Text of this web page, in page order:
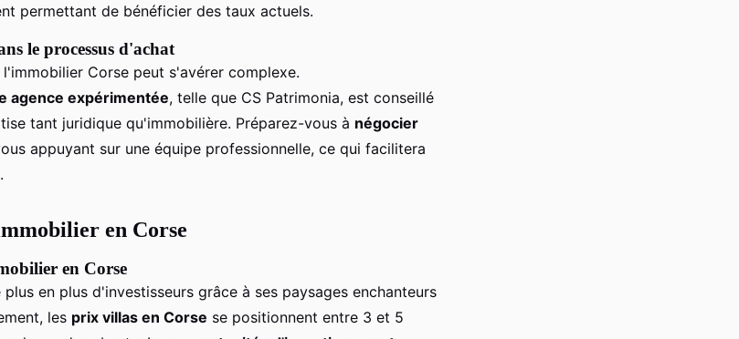
permettant de bénéficier des taux actuels.
le processus d'achat
Corse peut s'avérer complexe.
agence expérimentée, telle que CS Patrimonia, est conseillé
tant juridique qu'immobilière. Préparez-vous à négocier
appuyant sur une équipe professionnelle, ce qui facilitera
en Corse
en Corse
en plus d'investisseurs grâce à ses paysages enchanteurs
les prix villas en Corse se positionnent entre 3 et 5